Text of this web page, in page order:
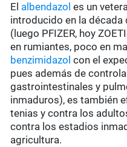
El albendazol es un
introducido en la década
(luego PFIZER, hoy
en rumiantes, poco en
benzimidazol con el
pues además de
gastrointestinales y
inmaduros), es también
tenias y contra los
contra los estadios
agricultura.